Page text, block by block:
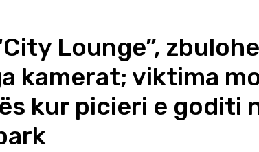
Lounge”,
kamerat; viktima
kur picieri e goditi